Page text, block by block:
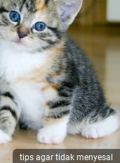
tips agar tidak menyesal